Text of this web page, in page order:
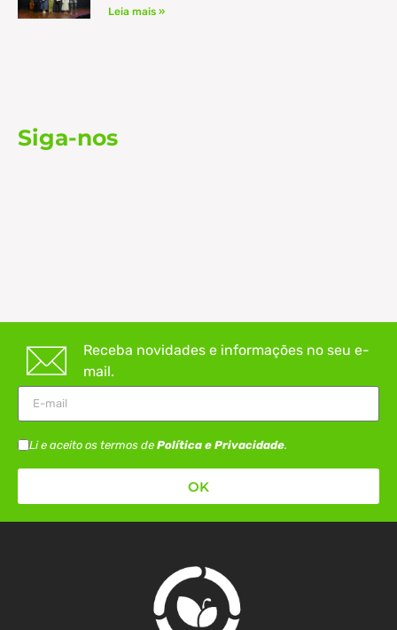
Leia mais »
Siga-nos
Receba novidades e informações no seu e-
mail.
Li e aceito os termos de Política e Privacidade.
OK